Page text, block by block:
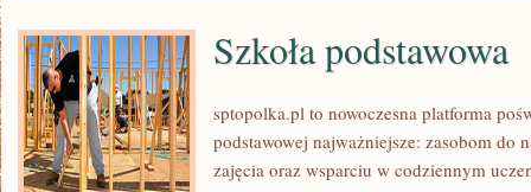
Szkoła podstawowa
sptopolka.pl to nowoczesna platforma
podstawowej najważniejsze: zasobom do
zajęcia oraz wsparciu w codziennym